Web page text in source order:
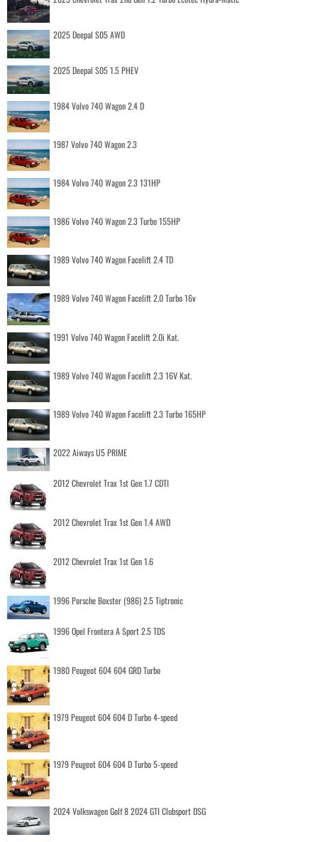
2025 Deepal S05 AWD
2025 Deepal S05 1.5 PHEV
1984 Volvo 740 Wagon 2.4 D
1987 Volvo 740 Wagon 2.3
1984 Volvo 740 Wagon 2.3 131HP
1986 Volvo 740 Wagon 2.3 Turbo 155HP
1989 Volvo 740 Wagon Facelift 2.4 TD
1989 Volvo 740 Wagon Facelift 2.0 Turbo 16v
1991 Volvo 740 Wagon Facelift 2.0i Kat.
1989 Volvo 740 Wagon Facelift 2.3 16V Kat.
1989 Volvo 740 Wagon Facelift 2.3 Turbo 165HP
2022 Aiways U5 PRIME
2012 Chevrolet Trax 1st Gen 1.7 CDTI
2012 Chevrolet Trax 1st Gen 1.4 AWD
2012 Chevrolet Trax 1st Gen 1.6
1996 Porsche Boxster (986) 2.5 Tiptronic
1996 Opel Frontera A Sport 2.5 TDS
1980 Peugeot 604 604 GRD Turbo
1979 Peugeot 604 604 D Turbo 4-speed
1979 Peugeot 604 604 D Turbo 5-speed
2024 Volkswagen Golf 8 2024 GTI Clubsport DSG